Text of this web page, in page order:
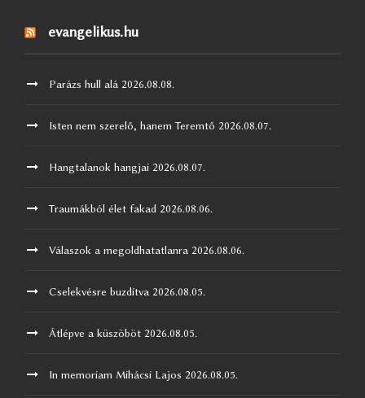
evangelikus.hu
Parázs hull alá 2026.08.08.
Isten nem szerelő, hanem Teremtő 2026.08.07.
Hangtalanok hangjai 2026.08.07.
Traumákból élet fakad 2026.08.06.
Válaszok a megoldhatatlanra 2026.08.06.
Cselekvésre buzdítva 2026.08.05.
Átlépve a küszöböt 2026.08.05.
In memoriam Mihácsi Lajos 2026.08.05.